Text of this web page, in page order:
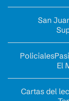
San
Policiales
El
Cartas del